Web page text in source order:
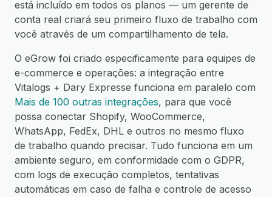
está incluído em todos os planos — um gerente de
conta real criará seu primeiro fluxo de trabalho com
você através de um compartilhamento de tela.
O eGrow foi criado especificamente para equipes de
e-commerce e operações: a integração entre
Vitalogs + Dary Expresse funciona em paralelo com
Mais de 100 outras integrações, para que você
possa conectar Shopify, WooCommerce,
WhatsApp, FedEx, DHL e outros no mesmo fluxo
de trabalho quando precisar. Tudo funciona em um
ambiente seguro, em conformidade com o GDPR,
com logs de execução completos, tentativas
automáticas em caso de falha e controle de acesso